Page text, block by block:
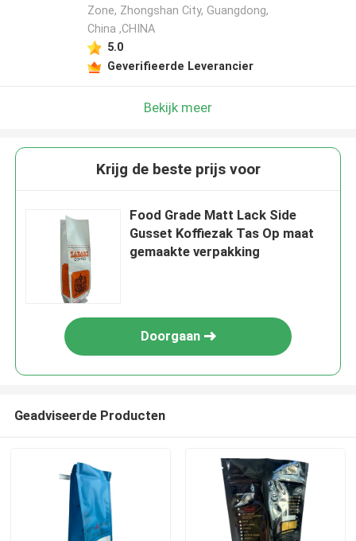
Zone, Zhongshan City, Guangdong,
China ,CHINA
5.0
Geverifieerde Leverancier
Bekijk meer
Krijg de beste prijs voor
Food Grade Matt Lack Side
Gusset Koffiezak Tas Op maat
gemaakte verpakking
Doorgaan
Geadviseerde Producten